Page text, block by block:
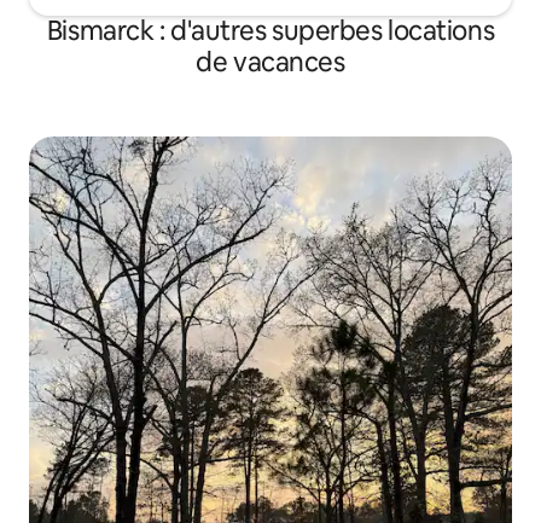
Bismarck : d'autres superbes locations
de vacances